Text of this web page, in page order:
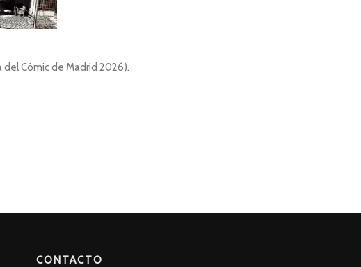
del Cómic de Madrid 2026).
CONTACTO